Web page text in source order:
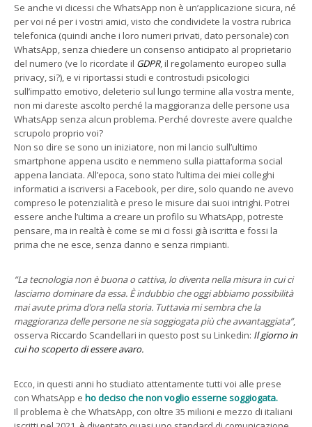
Se anche vi dicessi che WhatsApp non è un’applicazione sicura, né
per voi né per i vostri amici, visto che condividete la vostra rubrica
telefonica (quindi anche i loro numeri privati, dato personale) con
WhatsApp, senza chiedere un consenso anticipato al proprietario
del numero (ve lo ricordate il GDPR, il regolamento europeo sulla
privacy, si?), e vi riportassi studi e controstudi psicologici
sull’impatto emotivo, deleterio sul lungo termine alla vostra mente,
non mi dareste ascolto perché la maggioranza delle persone usa
WhatsApp senza alcun problema. Perché dovreste avere qualche
scrupolo proprio voi?
Non so dire se sono un iniziatore, non mi lancio sull’ultimo
smartphone appena uscito e nemmeno sulla piattaforma social
appena lanciata. All’epoca, sono stato l’ultima dei miei colleghi
informatici a iscriversi a Facebook, per dire, solo quando ne avevo
compreso le potenzialità e preso le misure dai suoi intrighi. Potrei
essere anche l’ultima a creare un profilo su WhatsApp, potreste
pensare, ma in realtà è come se mi ci fossi già iscritta e fossi la
prima che ne esce, senza danno e senza rimpianti.
“La tecnologia non è buona o cattiva, lo diventa nella misura in cui ci
lasciamo dominare da essa. È indubbio che oggi abbiamo possibilità
mai avute prima d’ora nella storia. Tuttavia mi sembra che la
maggioranza delle persone ne sia soggiogata più che avvantaggiata”,
osserva Riccardo Scandellari in questo post su Linkedin: Il giorno in
cui ho scoperto di essere avaro.
Ecco, in questi anni ho studiato attentamente tutti voi alle prese
con WhatsApp e ho deciso che non voglio esserne soggiogata.
Il problema è che WhatsApp, con oltre 35 milioni e mezzo di italiani